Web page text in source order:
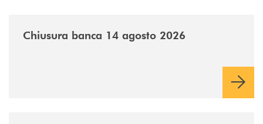
Chiusura banca 14 agosto 2026